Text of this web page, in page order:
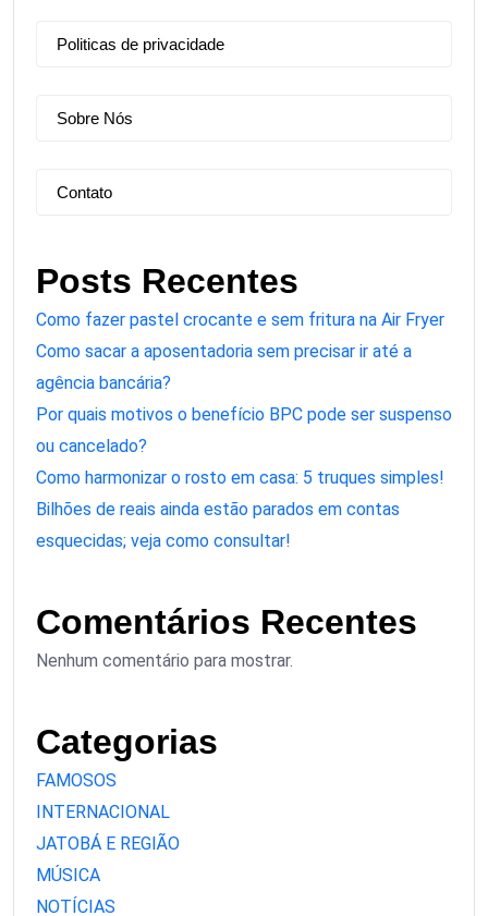
Politicas de privacidade
Sobre Nós
Contato
Posts Recentes
Como fazer pastel crocante e sem fritura na Air Fryer
Como sacar a aposentadoria sem precisar ir até a
agência bancária?
Por quais motivos o benefício BPC pode ser suspenso
ou cancelado?
Como harmonizar o rosto em casa: 5 truques simples!
Bilhões de reais ainda estão parados em contas
esquecidas; veja como consultar!
Comentários Recentes
Nenhum comentário para mostrar.
Categorias
FAMOSOS
INTERNACIONAL
JATOBÁ E REGIÃO
MÚSICA
NOTÍCIAS